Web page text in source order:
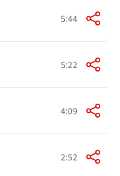
5:44
5:22
4:09
2:52